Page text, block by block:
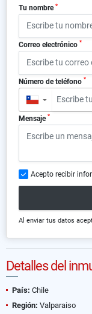
Tu nombre *
Correo electrónico *
Número de teléfono *
▼
Mensaje *
Acepto recibir
Al enviar tus datos
Detalles del
País: Chile
Región: Valparaiso